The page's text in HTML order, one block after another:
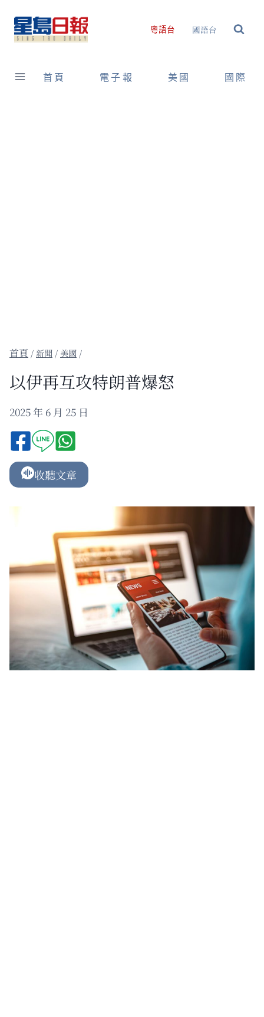
content
粵語台 國語台
首頁 電子報 美國 國際
/新聞 / 美國 /
以伊再互攻特朗普爆怒
2025 年 6 月 25 日
收聽文章